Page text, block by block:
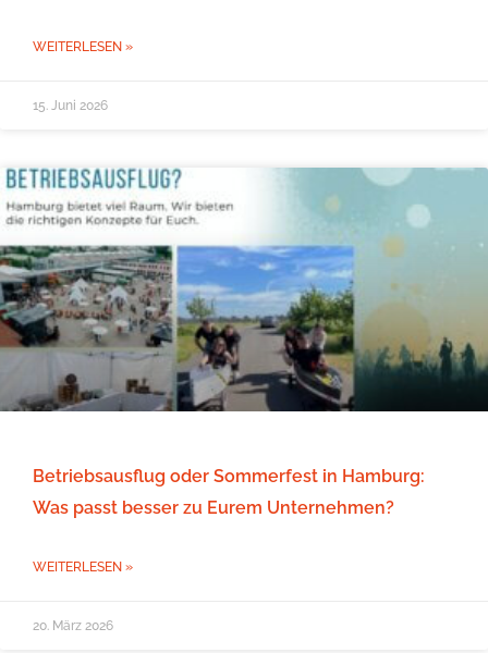
WEITERLESEN »
15. Juni 2026
Betriebsausflug oder Sommerfest in Hamburg:
Was passt besser zu Eurem Unternehmen?
WEITERLESEN »
20. März 2026